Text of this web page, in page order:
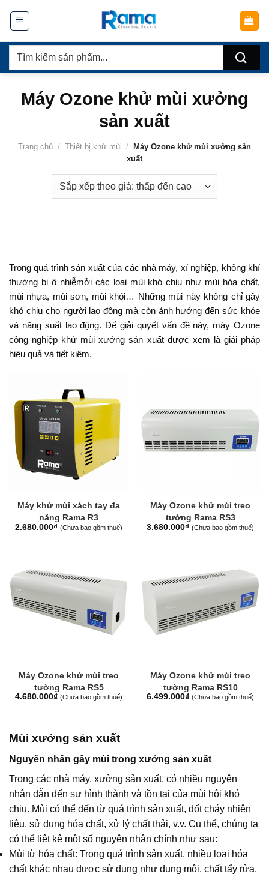
dung
Tìm
Máy Ozone khử mùi xưởng
sản xuất
Trang chủ / Thiết bị khử mùi /
Máy Ozone khử mùi xưởng sản
xuất
Trong quá trình sản xuất của các nhà máy, xí nghiệp, không khí
thường bị ô nhiễmởi các loại mùi khó chịu như mùi hóa chất,
mùi nhựa, mùi sơn, mùi khói… Những mùi này không chỉ gây
khó chịu cho người lao động mà còn ảnh hưởng đến sức khỏe
và năng suất lao động. Để giải quyết vấn đề này, máy Ozone
công nghiệp khử mùi xưởng sản xuất được xem là giải pháp
hiệu quả và tiết kiệm.
Máy khử mùi xách tay đa
năng Rama R3
2.680.000₫ (Chưa bao gồm thuế)
Máy Ozone khử mùi treo
tường Rama RS3
3.680.000₫ (Chưa bao gồm thuế)
Máy Ozone khử mùi treo
tường Rama RS5
4.680.000₫ (Chưa bao gồm thuế)
Máy Ozone khử mùi treo
tường Rama RS10
6.499.000₫ (Chưa bao gồm thuế)
Mùi xưởng sản xuất
Nguyên nhân gây mùi trong xưởng sản xuất
Trong các nhà máy, xưởng sản xuất, có nhiều nguyên
nhân dẫn đến sự hình thành và tồn tại của mùi hôi khó
chịu. Mùi có thể đến từ quá trình sản xuất, đốt cháy nhiên
liệu, sử dụng hóa chất, xử lý chất thải, v.v. Cụ thể, chúng ta
có thể liệt kê một số nguyên nhân chính như sau:
Mùi từ hóa chất: Trong quá trình sản xuất, nhiều loại hóa
chất khác nhau được sử dụng như dung môi, chất tẩy rửa,